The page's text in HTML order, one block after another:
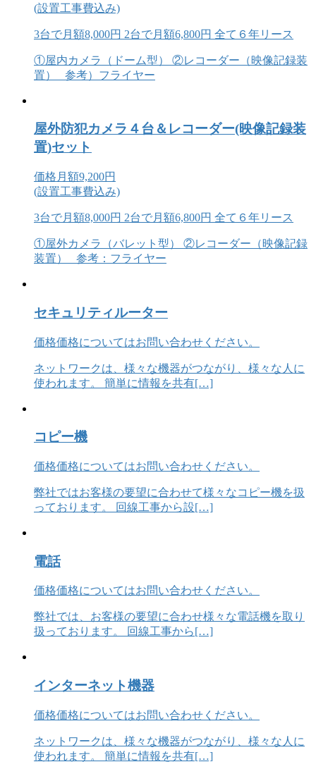
(設置工事費込み)
3台で月額8,000円 2台で月額6,800円 全て６年リース
①屋内カメラ（ドーム型） ②レコーダー（映像記録装
置） 参考）フライヤー
屋外防犯カメラ４台＆レコーダー(映像記録装
置)セット
価格 月額9,200円
(設置工事費込み)
3台で月額8,000円 2台で月額6,800円 全て６年リース
①屋外カメラ（バレット型） ②レコーダー（映像記録
装置） 参考：フライヤー
セキュリティルーター
価格価格についてはお問い合わせください。
ネットワークは、様々な機器がつながり、様々な人に
使われます。 簡単に情報を共有[…]
コピー機
価格価格についてはお問い合わせください。
弊社ではお客様の要望に合わせて様々なコピー機を扱
っております。 回線工事から設[…]
電話
価格価格についてはお問い合わせください。
弊社では、お客様の要望に合わせ様々な電話機を取り
扱っております。 回線工事から[…]
インターネット機器
価格価格についてはお問い合わせください。
ネットワークは、様々な機器がつながり、様々な人に
使われます。 簡単に情報を共有[…]